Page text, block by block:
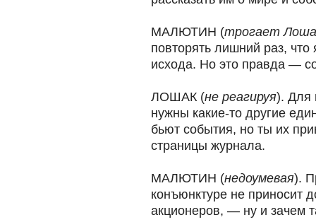
МАЛЮТИН (трогает
повторять лишний раз, что
исхода. Но это правда —
ЛОШАК (не реагируя). Для
нужны какие-то другие
бьют события, но ты их
страницы журнала.
МАЛЮТИН (недоумевая).
конъюнктуре не приносит
акционеров, — ну и зачем